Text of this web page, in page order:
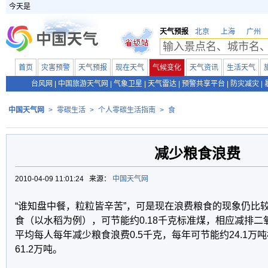
今天是
天气预报 北京 上海 广州
首页 灾害预警 天气预报 现在天气 气候变化 天气资讯 生活天气
台风网
中国旅游天气网 气象卫星 天气雷达 预警共享平台 防灾减灾
中国天气网 > 零碳生活 > 个人零碳生活指南 > 食
减少粮食浪费
2010-04-09 11:01:24 来源： 中国天气网
“谁知盘中餐，粒粒皆辛苦”，可是现在浪费粮食的现象仍比
食（以水稻为例），可节能约0.18千克标准煤，相应减排二
平均每人每年减少粮食浪费0.5千克，每年可节能约24.1万
61.2万吨。